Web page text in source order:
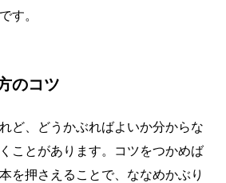
す。
のコツ
ど、どうかぶればよいか分からな
ことがあります。コツをつかめば
を押さえることで、ななめかぶり